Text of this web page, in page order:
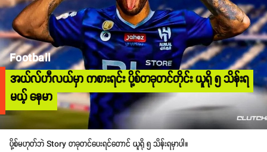
Football
အယ်လ်ဟီလယ်မှာ ကစားရင်း ပို့စ်တခုတင်တိုင်း ယူရို ၅ သိန်းရ
မယ့် နေမာ
ပို့စ်မဟုတ်ဘဲ Story တခုတင်ပေးရင်တောင် ယူရို ၅ သိန်းရမှာပါ။